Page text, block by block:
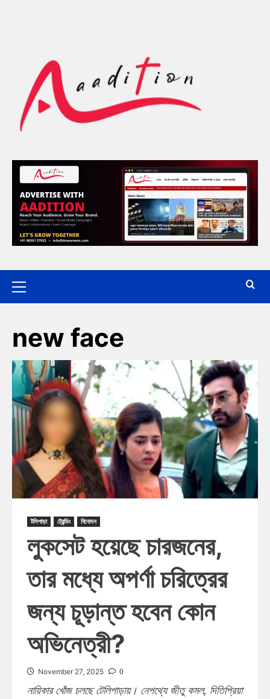
new face
টলিপাড়া ট্রেন্ডিং বিনোদন
লুকসেট হয়েছে চারজনের,
তার মধ্যে অপর্ণা চরিত্রের
জন্য চূড়ান্ত হবেন কোন
অভিনেত্রী?
November 27, 2025 0
নায়িকার খোঁজ চলছে টেলিপাড়ায়। নেপথ্যে জীতু কমল, দিতিপ্রিয়া